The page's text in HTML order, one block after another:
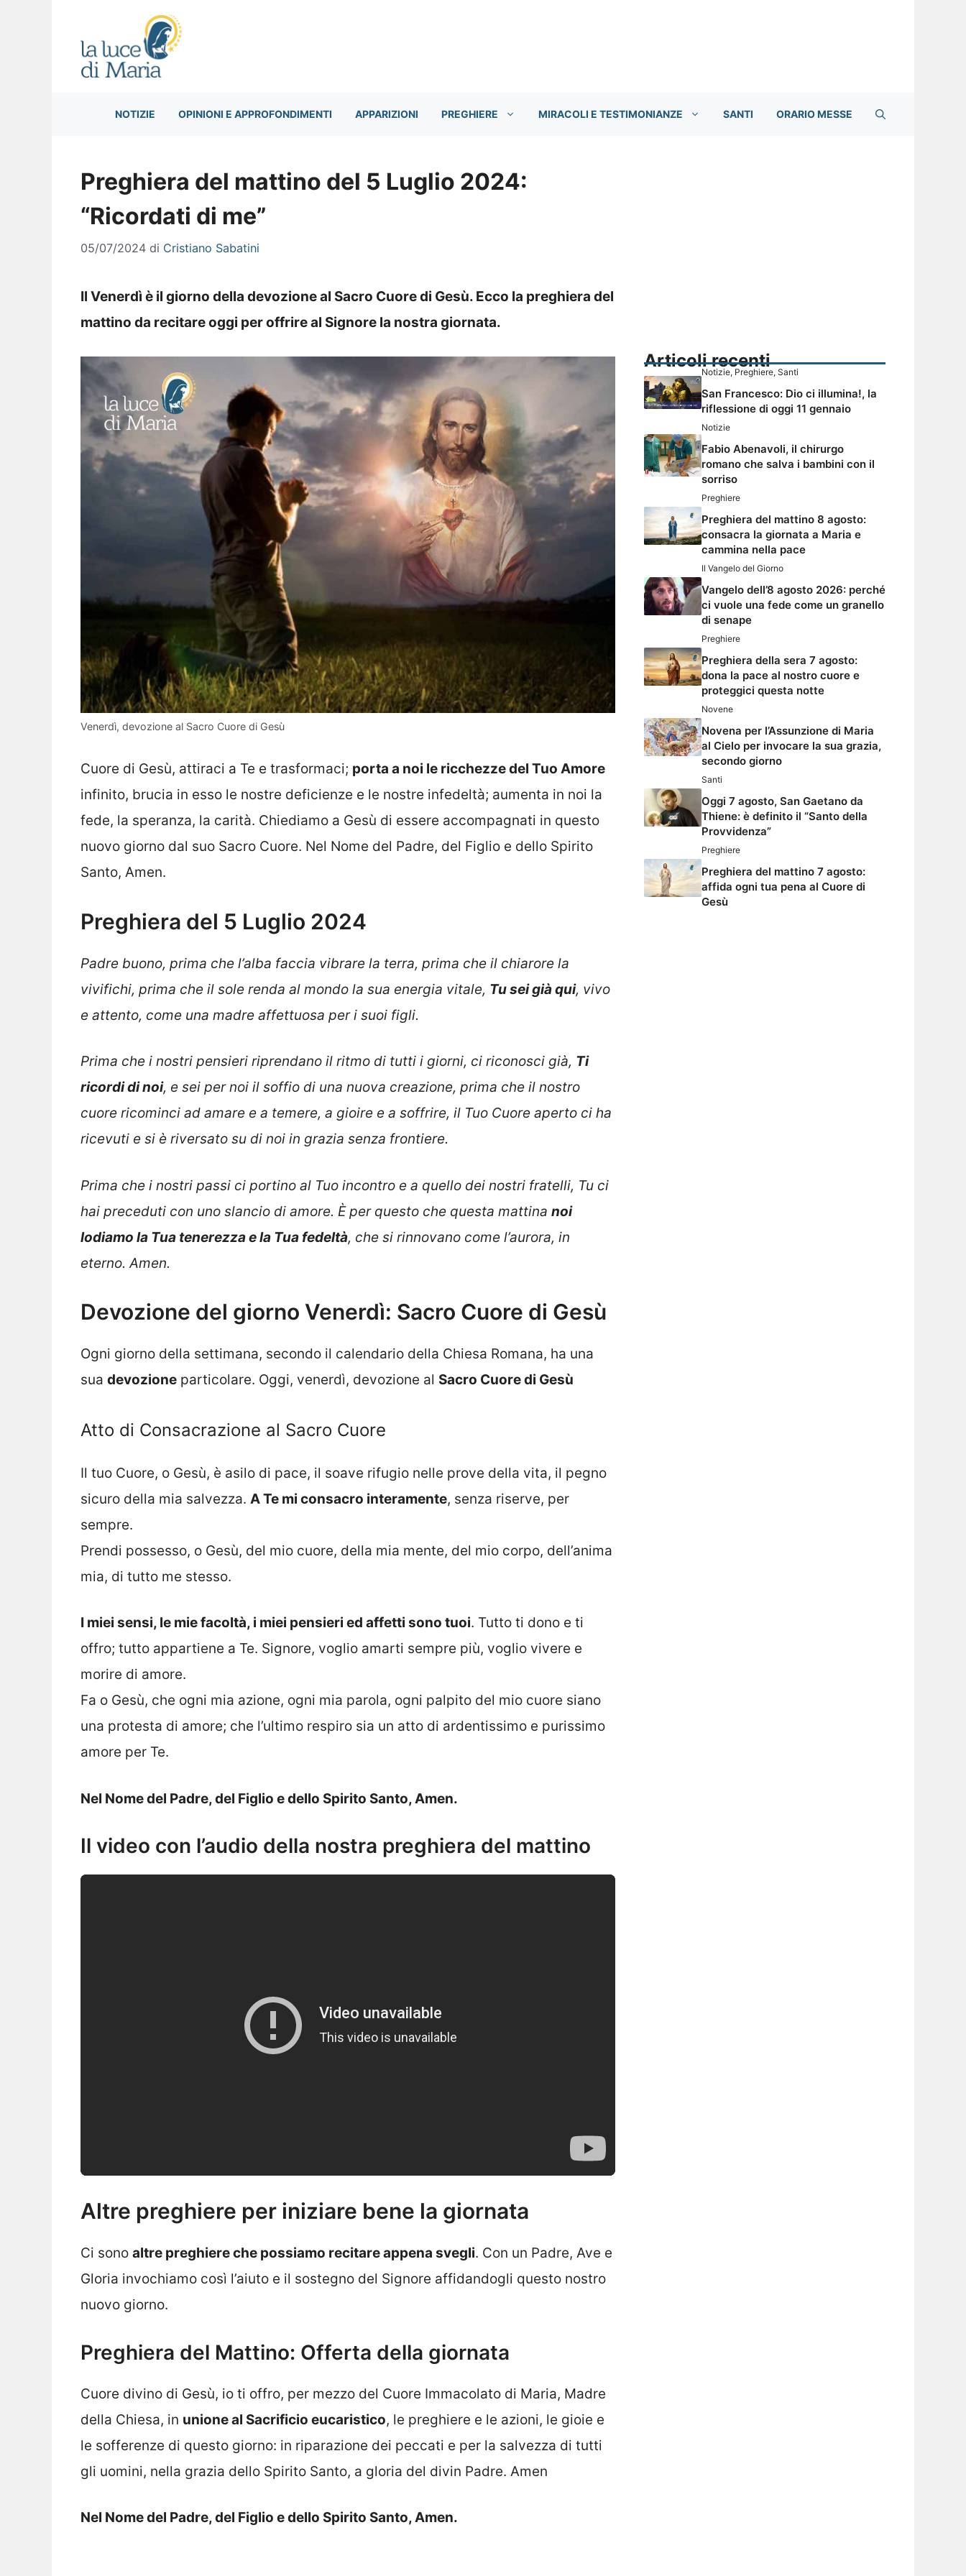
NOTIZIE OPINIONI E APPROFONDIMENTI APPARIZIONI PREGHIERE MIRACOLI E TESTIMONIANZE SANTI ORARIO MESSE
Preghiera del mattino del 5 Luglio 2024:
“Ricordati di me”
05/07/2024 di Cristiano Sabatini
Il Venerdì è il giorno della devozione al Sacro Cuore di Gesù. Ecco la preghiera del
mattino da recitare oggi per offrire al Signore la nostra giornata.
Venerdì, devozione al Sacro Cuore di Gesù
Cuore di Gesù, attiraci a Te e trasformaci; porta a noi le ricchezze del Tuo Amore
infinito, brucia in esso le nostre deficienze e le nostre infedeltà; aumenta in noi la
fede, la speranza, la carità. Chiediamo a Gesù di essere accompagnati in questo
nuovo giorno dal suo Sacro Cuore. Nel Nome del Padre, del Figlio e dello Spirito
Santo, Amen.
Preghiera del 5 Luglio 2024
Padre buono, prima che l’alba faccia vibrare la terra, prima che il chiarore la
vivifichi, prima che il sole renda al mondo la sua energia vitale, Tu sei già qui, vivo
e attento, come una madre affettuosa per i suoi figli.
Prima che i nostri pensieri riprendano il ritmo di tutti i giorni, ci riconosci già, Ti
ricordi di noi, e sei per noi il soffio di una nuova creazione, prima che il nostro
cuore ricominci ad amare e a temere, a gioire e a soffrire, il Tuo Cuore aperto ci ha
ricevuti e si è riversato su di noi in grazia senza frontiere.
Prima che i nostri passi ci portino al Tuo incontro e a quello dei nostri fratelli, Tu ci
hai preceduti con uno slancio di amore. È per questo che questa mattina noi
lodiamo la Tua tenerezza e la Tua fedeltà, che si rinnovano come l’aurora, in
eterno. Amen.
Devozione del giorno Venerdì: Sacro Cuore di Gesù
Ogni giorno della settimana, secondo il calendario della Chiesa Romana, ha una
sua devozione particolare. Oggi, venerdì, devozione al Sacro Cuore di Gesù
Atto di Consacrazione al Sacro Cuore
Il tuo Cuore, o Gesù, è asilo di pace, il soave rifugio nelle prove della vita, il pegno
sicuro della mia salvezza. A Te mi consacro interamente, senza riserve, per
sempre.
Prendi possesso, o Gesù, del mio cuore, della mia mente, del mio corpo, dell’anima
mia, di tutto me stesso.
I miei sensi, le mie facoltà, i miei pensieri ed affetti sono tuoi. Tutto ti dono e ti
offro; tutto appartiene a Te. Signore, voglio amarti sempre più, voglio vivere e
morire di amore.
Fa o Gesù, che ogni mia azione, ogni mia parola, ogni palpito del mio cuore siano
una protesta di amore; che l’ultimo respiro sia un atto di ardentissimo e purissimo
amore per Te.
Nel Nome del Padre, del Figlio e dello Spirito Santo, Amen.
Il video con l’audio della nostra preghiera del mattino
Altre preghiere per iniziare bene la giornata
Ci sono altre preghiere che possiamo recitare appena svegli. Con un Padre, Ave e
Gloria invochiamo così l’aiuto e il sostegno del Signore affidandogli questo nostro
nuovo giorno.
Preghiera del Mattino: Offerta della giornata
Cuore divino di Gesù, io ti offro, per mezzo del Cuore Immacolato di Maria, Madre
della Chiesa, in unione al Sacrificio eucaristico, le preghiere e le azioni, le gioie e
le sofferenze di questo giorno: in riparazione dei peccati e per la salvezza di tutti
gli uomini, nella grazia dello Spirito Santo, a gloria del divin Padre. Amen
Nel Nome del Padre, del Figlio e dello Spirito Santo, Amen.
Articoli recenti
Notizie, Preghiere, Santi
San Francesco: Dio ci illumina!, la
riflessione di oggi 11 gennaio
Notizie
Fabio Abenavoli, il chirurgo
romano che salva i bambini con il
sorriso
Preghiere
Preghiera del mattino 8 agosto:
consacra la giornata a Maria e
cammina nella pace
Il Vangelo del Giorno
Vangelo dell’8 agosto 2026: perché
ci vuole una fede come un granello
di senape
Preghiere
Preghiera della sera 7 agosto:
dona la pace al nostro cuore e
proteggici questa notte
Novene
Novena per l’Assunzione di Maria
al Cielo per invocare la sua grazia,
secondo giorno
Santi
Oggi 7 agosto, San Gaetano da
Thiene: è definito il “Santo della
Provvidenza”
Preghiere
Preghiera del mattino 7 agosto:
affida ogni tua pena al Cuore di
Gesù